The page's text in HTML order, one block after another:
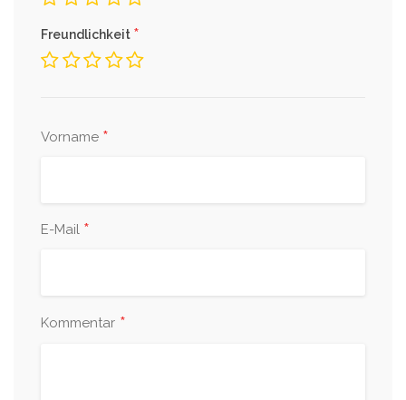
Freundlichkeit *
Vorname *
E-Mail *
Kommentar *